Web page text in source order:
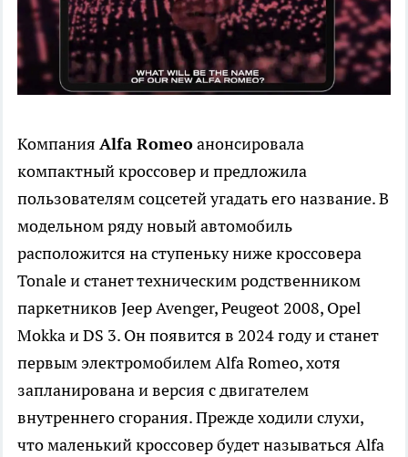
Компания Alfa Romeoанонсировала
компактный кроссовер и предложила
пользователям соцсетей угадать его название. В
модельном ряду новый автомобиль
расположится на ступеньку ниже кроссовера
Tonale и станет техническим родственником
паркетников Jeep Avenger, Peugeot 2008, Opel
Mokka и DS 3. Он появится в 2024 году и станет
первым электромобилем Alfa Romeo, хотя
запланирована и версия с двигателем
внутреннего сгорания. Прежде ходили слухи,
что маленький кроссовер будет называться Alfa